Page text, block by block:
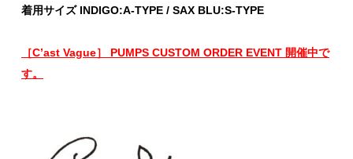
着用サイズ INDIGO:A-TYPE / SAX BLU:S-TYPE
［C’ast Vague］ PUMPS CUSTOM ORDER EVENT 開催中で
す。